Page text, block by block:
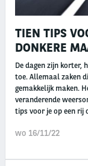
TIEN TIPS
DONKERE
De dagen zijn korter,
toe. Allemaal zaken
gemakkelijk maken.
veranderende
tips voor je op een rij
wo 16/11/22